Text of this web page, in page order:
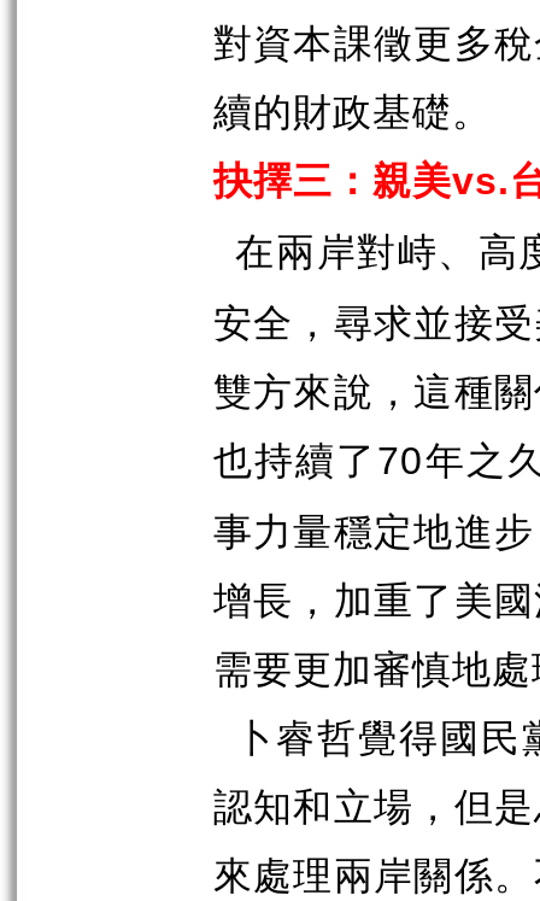
對資本課徵更多
續的財政基礎。
抉擇三：親美vs.
在兩岸對峙、高
安全，尋求並接
雙方來說，這種
也持續了 70年之
事力量穩定地進
增長，加重了美
需要更加審慎地
卜睿哲覺得國
認知和立場，但
來處理兩岸關係